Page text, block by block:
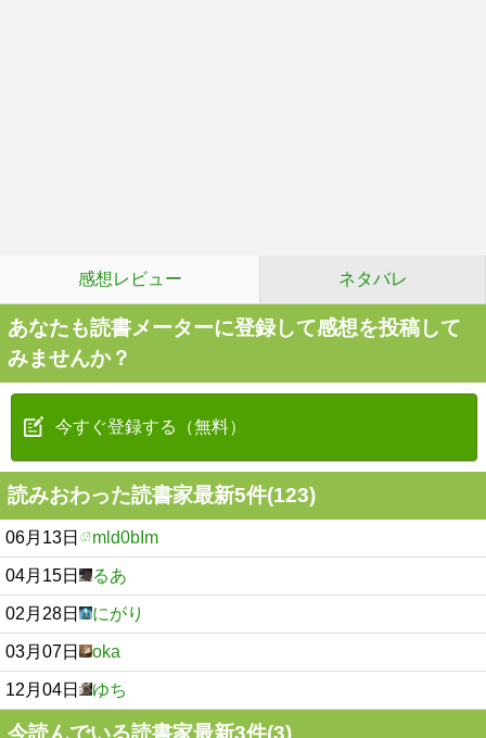
感想レビュー ネタバレ
あなたも読書メーターに登録して感想を投稿して
みませんか？
今すぐ登録する（無料）
読みおわった読書家最新5件(123)
06月13日 mld0bIm
04月15日 るあ
02月28日 にがり
03月07日 oka
12月04日 ゆち
今読んでいる読書家最新3件(3)